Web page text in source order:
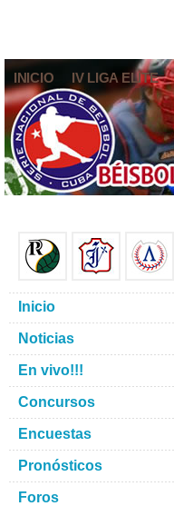
INICIO IV LIGA ELITE
Inicio
Noticias
En vivo!!!
Concursos
Encuestas
Pronósticos
Foros